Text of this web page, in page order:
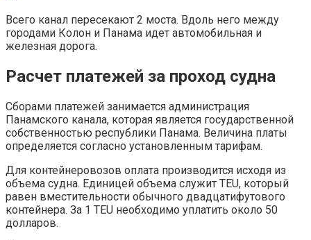
Всего канал пересекают 2 моста. Вдоль него между
городами Колон и Панама идет автомобильная и
железная дорога.
Расчет платежей за проход судна
Сборами платежей занимается администрация
Панамского канала, которая является государственной
собственностью республики Панама. Величина платы
определяется согласно установленным тарифам.
Для контейнеровозов оплата производится исходя из
объема судна. Единицей объема служит TEU, который
равен вместительности обычного двадцатифутового
контейнера. За 1 TEU необходимо уплатить около 50
долларов.